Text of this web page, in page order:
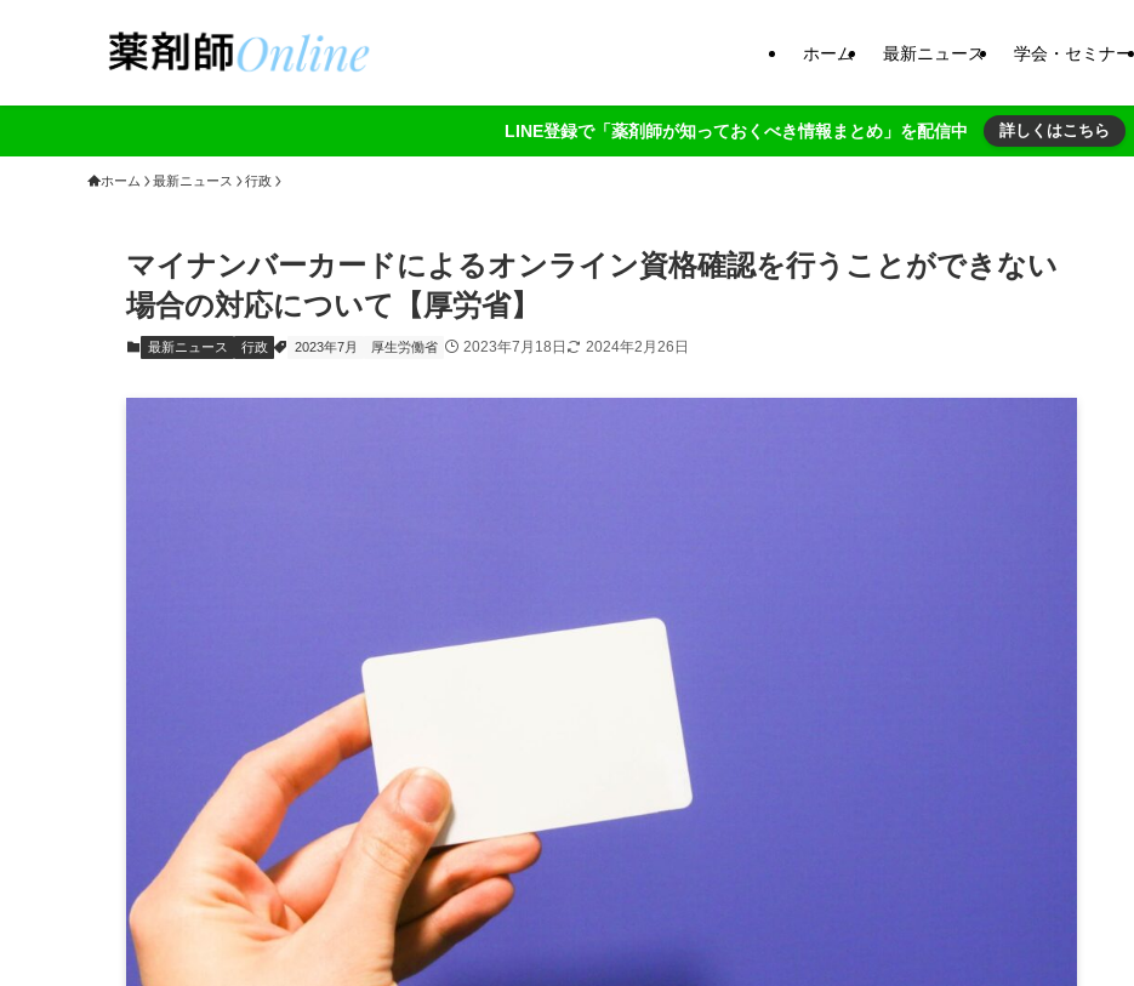
ホーム 最新ニュース 学会・セミナー
LINE登録で「薬剤師が知っておくべき情報まとめ」を配信中 詳しくはこちら
ホーム 最新ニュース 行政
マイナンバーカードによるオンライン資格確認を行うことができない
場合の対応について【厚労省】
最新ニュース 行政 2023年7月 厚生労働省 2023年7月18日 2024年2月26日